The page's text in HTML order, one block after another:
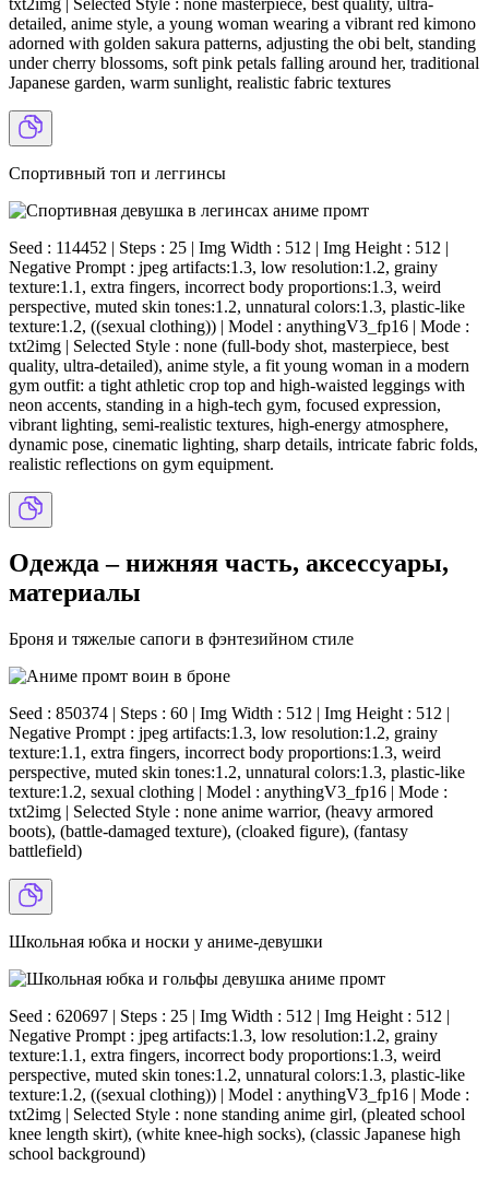
detailed, anime style, a young woman wearing a vibrant red kimono
adorned with golden sakura patterns, adjusting the obi belt, standing
under cherry blossoms, soft pink petals falling around her, traditional
Japanese garden, warm sunlight, realistic fabric textures
Спортивный топ и леггинсы
Seed : 114452 | Steps : 25 | Img Width : 512 | Img Height : 512 |
Negative Prompt : jpeg artifacts:1.3, low resolution:1.2, grainy
texture:1.1, extra fingers, incorrect body proportions:1.3, weird
perspective, muted skin tones:1.2, unnatural colors:1.3, plastic-like
texture:1.2, ((sexual clothing)) | Model : anythingV3_fp16 | Mode :
txt2img | Selected Style : none (full-body shot, masterpiece, best
quality, ultra-detailed), anime style, a fit young woman in a modern
gym outfit: a tight athletic crop top and high-waisted leggings with
neon accents, standing in a high-tech gym, focused expression,
vibrant lighting, semi-realistic textures, high-energy atmosphere,
dynamic pose, cinematic lighting, sharp details, intricate fabric folds,
realistic reflections on gym equipment.
Одежда – нижняя часть, аксессуары,
материалы
Броня и тяжелые сапоги в фэнтезийном стиле
Seed : 850374 | Steps : 60 | Img Width : 512 | Img Height : 512 |
Negative Prompt : jpeg artifacts:1.3, low resolution:1.2, grainy
texture:1.1, extra fingers, incorrect body proportions:1.3, weird
perspective, muted skin tones:1.2, unnatural colors:1.3, plastic-like
texture:1.2, sexual clothing | Model : anythingV3_fp16 | Mode :
txt2img | Selected Style : none anime warrior, (heavy armored
boots), (battle-damaged texture), (cloaked figure), (fantasy
battlefield)
Школьная юбка и носки у аниме-девушки
Seed : 620697 | Steps : 25 | Img Width : 512 | Img Height : 512 |
Negative Prompt : jpeg artifacts:1.3, low resolution:1.2, grainy
texture:1.1, extra fingers, incorrect body proportions:1.3, weird
perspective, muted skin tones:1.2, unnatural colors:1.3, plastic-like
texture:1.2, ((sexual clothing)) | Model : anythingV3_fp16 | Mode :
txt2img | Selected Style : none standing anime girl, (pleated school
knee length skirt), (white knee-high socks), (classic Japanese high
school background)